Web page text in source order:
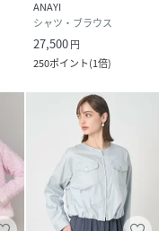
ANAYI
シャツ・ブラウス
27,500円
250ポイント(1倍)